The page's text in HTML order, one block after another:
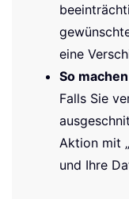
eine
So
Falls Sie
Aktion mit
und Ihre